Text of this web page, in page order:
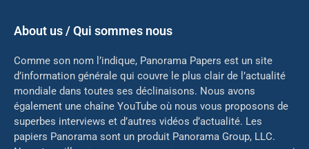
About us / Qui sommes nous
Comme son nom l’indique, Panorama Papers est un site
d’information générale qui couvre le plus clair de l’actualité
mondiale dans toutes ses déclinaisons. Nous avons
également une chaîne YouTube où nous vous proposons de
superbes interviews et d’autres vidéos d’actualité. Les
papiers Panorama sont un produit Panorama Group, LLC.